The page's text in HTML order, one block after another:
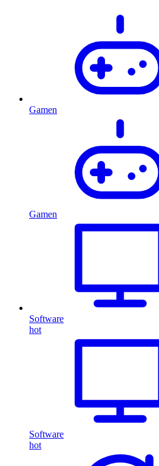
Gamen
Gamen
Software
hot
Software
hot